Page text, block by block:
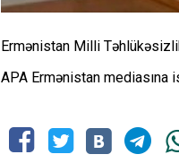
Ermənistan Milli
APA Ermənistan mediasına